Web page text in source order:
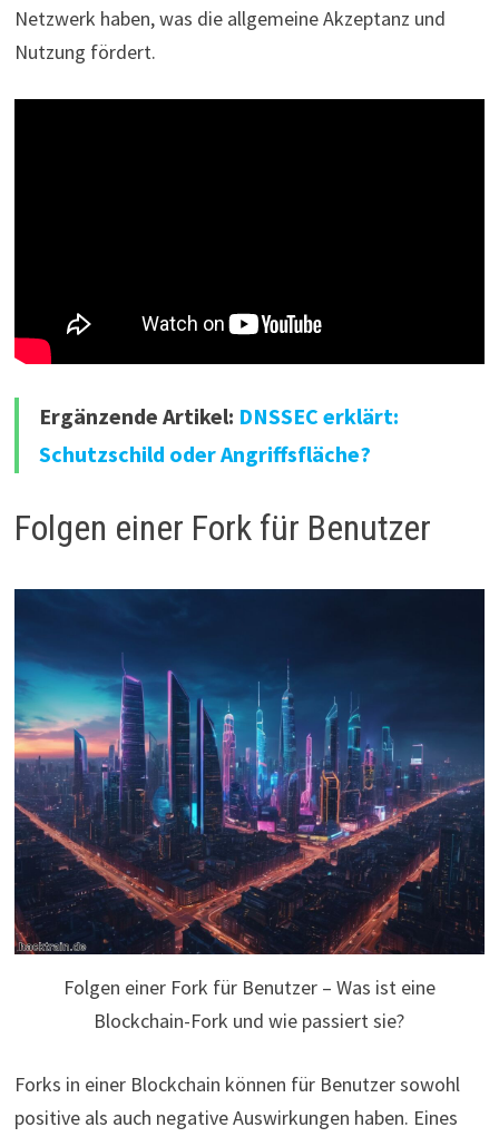
Netzwerk haben, was die allgemeine Akzeptanz und
Nutzung fördert.
Ergänzende Artikel: DNSSEC erklärt:
Schutzschild oder Angriffsfläche?
Folgen einer Fork für Benutzer
Folgen einer Fork für Benutzer – Was ist eine
Blockchain-Fork und wie passiert sie?
Forks in einer Blockchain können für Benutzer sowohl
positive als auch negative Auswirkungen haben. Eines